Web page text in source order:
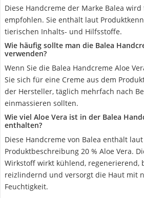
Diese Handcreme der Marke Balea
empfohlen. Sie enthält laut
tierischen Inhalts- und Hilfsstoffe.
Wie häufig sollte man die Balea
verwenden?
Wenn Sie die Balea Handcreme Aloe
Sie sich für eine Creme aus dem
der Hersteller, täglich mehrfach nach
einmassieren sollten.
Wie viel Aloe Vera ist in der Balea
enthalten?
Diese Handcreme von Balea enthält
Produktbeschreibung 20 % Aloe Vera.
Wirkstoff wirkt kühlend, regenerierend,
reizlindernd und versorgt die Haut mit
Feuchtigkeit.